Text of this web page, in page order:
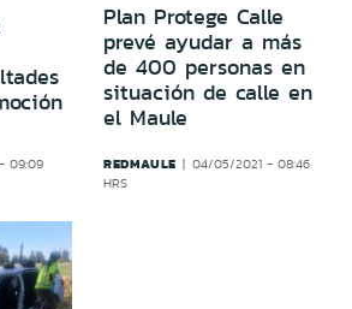
09:09
Plan Protege Calle
prevé ayudar a más
de 400 personas en
situación de calle en
el Maule
REDMAULE
04/05/2021 - 08:46
HRS